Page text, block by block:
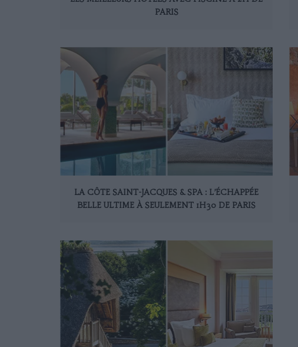
PARIS
LA CÔTE SAINT-JACQUES & SPA : L’ÉCHAPPÉE
BELLE ULTIME À SEULEMENT 1H30 DE PARIS